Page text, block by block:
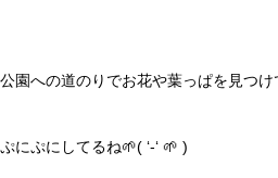
公園への道のりでお花や葉っぱを見つけ
ぷにぷにしてるね🌱( ‘-‘ ‪🌱‬ )